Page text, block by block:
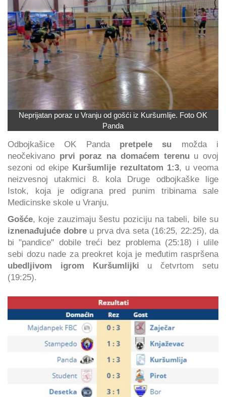
Neprijatan poraz u Vranju od gošći iz Kuršumlije. Foto OK
Panda
Odbojkašice OK Panda pretpele su možda i
neočekivano prvi poraz na domaćem terenuu ovoj
sezoni od ekipe Kuršumlije rezultatom 1:3, u veoma
neizvesnoj utakmici 8. kola Druge odbojkaške lige
Istok, koja je odigrana pred punim tribinama sale
Medicinske skole u Vranju.
Gošće, koje zauzimaju šestu poziciju na tabeli, bile su
iznenađujuće dobre u prva dva seta (16:25, 22:25), da
bi "pandice" dobile treći bez problema (25:18) i ulile
sebi dozu nade za preokret koja je međutim raspršena
ubedljivom igrom Kuršumlijki u četvrtom setu
(19:25).